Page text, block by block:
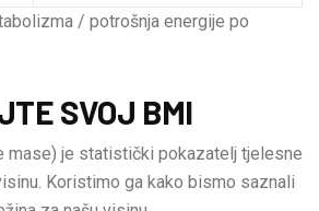
/ potrošnja energije po
SVOJ BMI
mase) je statistički pokazatelj tjelesne
Koristimo ga kako bismo saznali